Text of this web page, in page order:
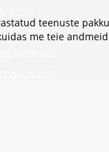
RULLI
teenuste
me teie